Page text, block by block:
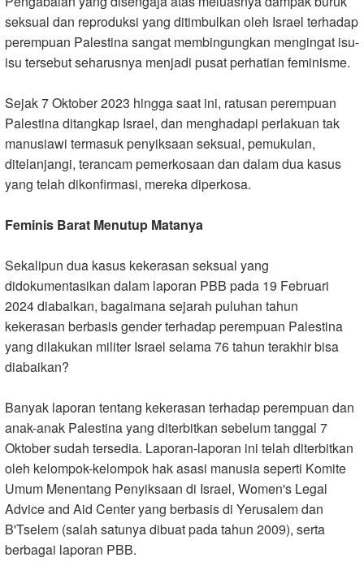
seksual dan reproduksi yang ditimbulkan oleh Israel terhadap
perempuan Palestina sangat membingungkan mengingat isu-
isu tersebut seharusnya menjadi pusat perhatian feminisme.
Sejak 7 Oktober 2023 hingga saat ini, ratusan perempuan
Palestina ditangkap Israel, dan menghadapi perlakuan tak
manusiawi termasuk penyiksaan seksual, pemukulan,
ditelanjangi, terancam pemerkosaan dan dalam dua kasus
yang telah dikonfirmasi, mereka diperkosa.
Feminis Barat Menutup Matanya
Sekalipun dua kasus kekerasan seksual yang
didokumentasikan dalam laporan PBB pada 19 Februari
2024 diabaikan, bagaimana sejarah puluhan tahun
kekerasan berbasis gender terhadap perempuan Palestina
yang dilakukan militer Israel selama 76 tahun terakhir bisa
diabaikan?
Banyak laporan tentang kekerasan terhadap perempuan dan
anak-anak Palestina yang diterbitkan sebelum tanggal 7
Oktober sudah tersedia. Laporan-laporan ini telah diterbitkan
oleh kelompok-kelompok hak asasi manusia seperti Komite
Umum Menentang Penyiksaan di Israel, Women's Legal
Advice and Aid Center yang berbasis di Yerusalem dan
B'Tselem (salah satunya dibuat pada tahun 2009), serta
berbagai laporan PBB.